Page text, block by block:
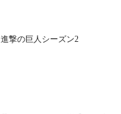
進撃の巨人シーズン2